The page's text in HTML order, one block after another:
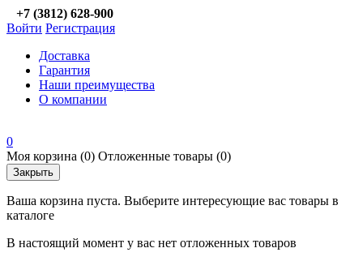
+7 (3812) 628-900
Войти Регистрация
Доставка
Гарантия
Наши преимущества
О компании
0
Моя корзина (0) Отложенные товары (0)
Закрыть
Ваша корзина пуста. Выберите интересующие вас товары в
каталоге
В настоящий момент у вас нет отложенных товаров